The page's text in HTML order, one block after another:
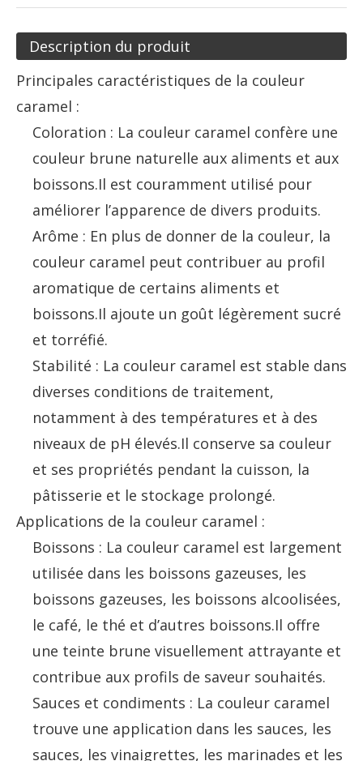
Description du produit
Principales caractéristiques de la couleur
caramel :
Coloration : La couleur caramel confère une
couleur brune naturelle aux aliments et aux
boissons.Il est couramment utilisé pour
améliorer l’apparence de divers produits.
Arôme : En plus de donner de la couleur, la
couleur caramel peut contribuer au profil
aromatique de certains aliments et
boissons.Il ajoute un goût légèrement sucré
et torréfié.
Stabilité : La couleur caramel est stable dans
diverses conditions de traitement,
notamment à des températures et à des
niveaux de pH élevés.Il conserve sa couleur
et ses propriétés pendant la cuisson, la
pâtisserie et le stockage prolongé.
Applications de la couleur caramel :
Boissons : La couleur caramel est largement
utilisée dans les boissons gazeuses, les
boissons gazeuses, les boissons alcoolisées,
le café, le thé et d’autres boissons.Il offre
une teinte brune visuellement attrayante et
contribue aux profils de saveur souhaités.
Sauces et condiments : La couleur caramel
trouve une application dans les sauces, les
sauces, les vinaigrettes, les marinades et les